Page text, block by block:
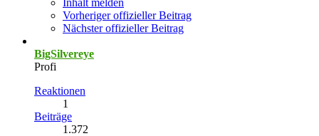
Vorheriger offizieller Beitrag
Nächster offizieller Beitrag
BigSilvereye
Profi
Reaktionen
1
Beiträge
1.372